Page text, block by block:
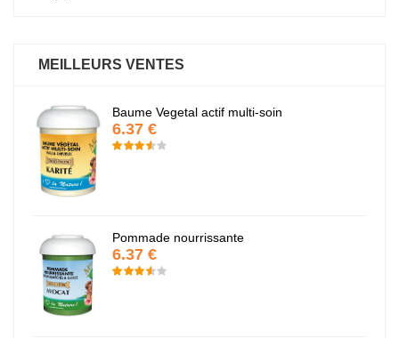
MEILLEURS VENTES
Baume Vegetal actif multi-soin
6.37 €
Pommade nourrissante
6.37 €